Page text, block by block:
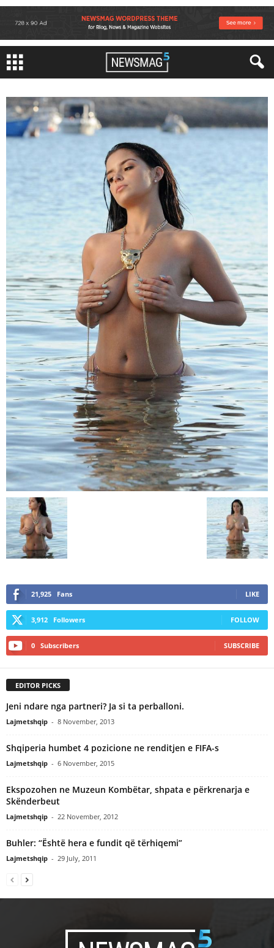
21,925 Fans LIKE
3,912 Followers FOLLOW
0 Subscribers SUBSCRIBE
EDITOR PICKS
Jeni ndare nga partneri? Ja si ta perballoni.
Lajmetshqip - 8 November, 2013
Shqiperia humbet 4 pozicione ne renditjen e FIFA-s
Lajmetshqip - 6 November, 2015
Ekspozohen ne Muzeun Kombëtar, shpata e përkrenarja e
Skënderbeut
Lajmetshqip - 22 November, 2012
Buhler: “Është hera e fundit që tërhiqemi”
Lajmetshqip - 29 July, 2011